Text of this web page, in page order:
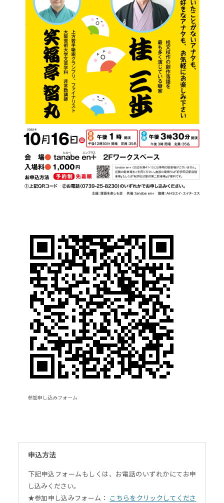
参加申し込みフォーム
申込方法
下記申込フォームもしくは、お電話のいずれかにてお申
し込みください。
★参加申し込みフォーム： こちらをクリックしてくださ